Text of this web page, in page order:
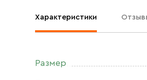
Характеристики
Размер